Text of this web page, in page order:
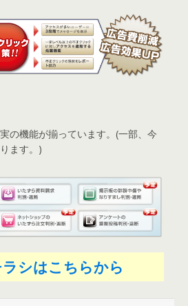
の機能が揃っています。(一部、今
ます。)
シはこちらから